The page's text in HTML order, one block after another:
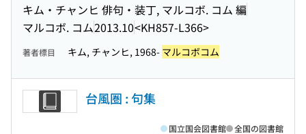
キム・チャンヒ 俳句・装丁, マルコボ. コム 編
マルコボ. コム2013.10<KH857-L366>
著者標目 キム, チャンヒ, 1968- マルコボコム
台風圏 : 句集
国立国会図書館 全国の図書館